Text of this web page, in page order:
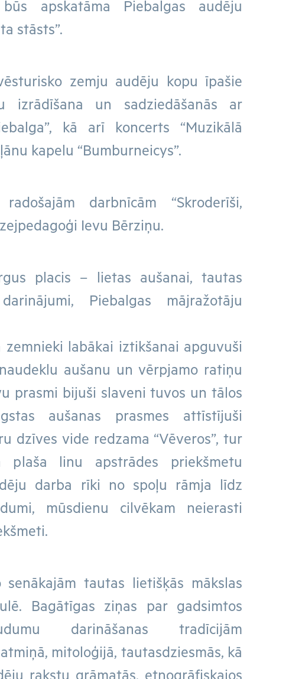
apskatāma Piebalgas audēju
stāsts”.
zemju audēju kopu īpašie
izrādīšana un sadziedāšanās ar
kā arī koncerts “Muzikālā
kapelu “Bumburneicys”.
darbnīcām “Skroderīši,
Ievu Bērziņu.
placis – lietas aušanai, tautas
Piebalgas mājražotāju
zemnieki labākai iztikšanai apguvuši
aušanu un vērpjamo ratiņu
prasmi bijuši slaveni tuvos un tālos
aušanas prasmes attīstījuši
dzīves vide redzama “Vēveros”, tur
plaša linu apstrādes priekšmetu
darba rīki no spoļu rāmja līdz
mūsdienu cilvēkam neierasti
tautas lietišķās mākslas
Bagātīgas ziņas par gadsimtos
darināšanas tradīcijām
mitoloģijā, tautasdziesmās, kā